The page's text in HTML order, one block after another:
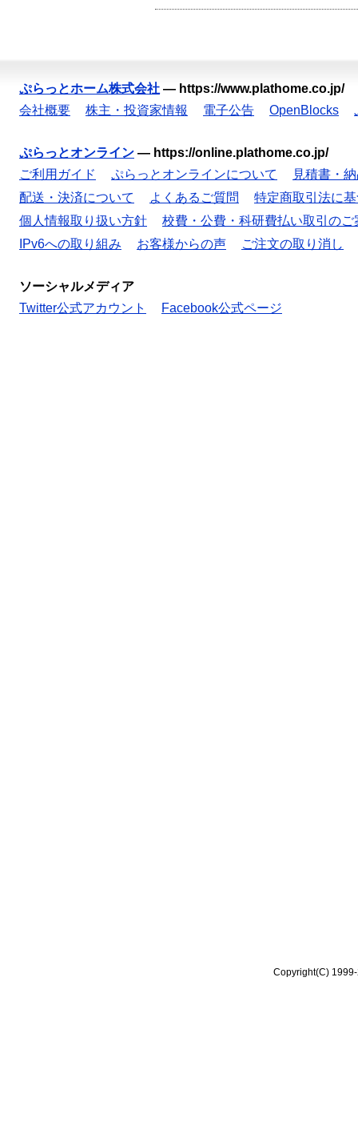
ぷらっとホーム株式会社 — https://www.plathome.co.jp/
会社概要
株主・投資家情報 電子公告 OpenBlocks
ぷらっとオンライン — https://online.plathome.co.jp/
ご利用ガイド
ぷらっとオンラインについて
見積書・
配送・決済について
よくあるご質問
特定商取引法に
個人情報取り扱い方針
校費・公費・科研費払い取引のご
IPv6への取り組み
お客様からの声 ご注文の取り消し
ソーシャルメディア
Twitter公式アカウント
Facebook公式ページ
Copyright(C)